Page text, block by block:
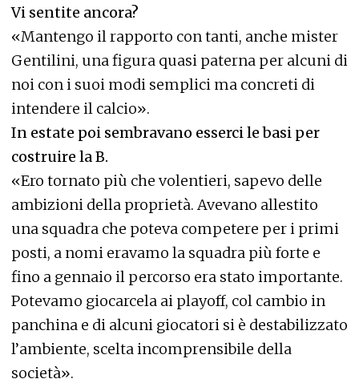
Vi sentite ancora?
«Mantengo il rapporto con tanti, anche mister
Gentilini, una figura quasi paterna per alcuni di
noi con i suoi modi semplici ma concreti di
intendere il calcio».
In estate poi sembravano esserci le basi per
costruire la B.
«Ero tornato più che volentieri, sapevo delle
ambizioni della proprietà. Avevano allestito
una squadra che poteva competere per i primi
posti, a nomi eravamo la squadra più forte e
fino a gennaio il percorso era stato importante.
Potevamo giocarcela ai playoff, col cambio in
panchina e di alcuni giocatori si è destabilizzato
l’ambiente, scelta incomprensibile della
società».